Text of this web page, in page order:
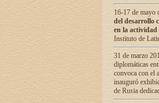
16-17 de mayo
del desarrollo
en la
Instituto de
31 de marzo
diplomáticas
convoca con el
inauguró
de Rusia